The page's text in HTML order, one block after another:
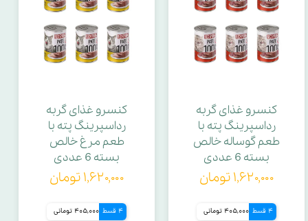
کنسرو غذای گربه
رداسپرینگ پته با
طعم گوساله خالص
بسته 6 عددی
۱,۶۲۰,۰۰۰ تومان
4 قسط 405,000 تومانی
کنسرو غذای گربه
رداسپرینگ پته با
طعم مرغ خالص
بسته 6 عددی
۱,۶۲۰,۰۰۰ تومان
4 قسط 405,000 تومانی